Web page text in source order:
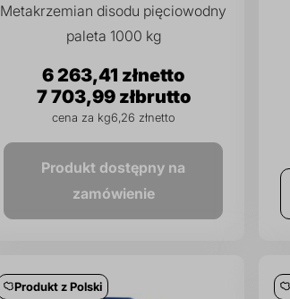
Metakrzemian disodu pięciowodny
paleta 1000 kg
7 703,99 zł
6 263,41 zł
cena za kg6,26 zł
Produkt dostępny na
zamówienie
Produkt z Polski